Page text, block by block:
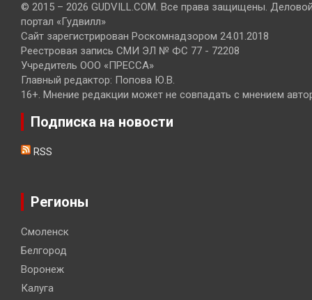
© 2015 – 2026 GUDVILL.COM. Все права защищены.
портал «Гудвилл»
Сайт зарегистрирован Роскомнадзором 24.01.2018
Реестровая запись СМИ ЭЛ № ФС 77 - 72208
Учредитель ООО «ПРЕССА»
Главный редактор: Попова Ю.В.
16+. Мнение редакции может не совпадать с мнением
Подписка на новости
RSS
Регионы
Смоленск
Белгород
Воронеж
Калуга